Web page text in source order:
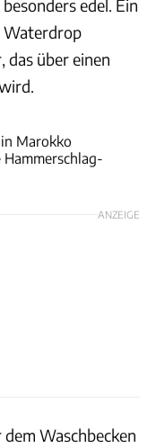
edel. Ein
Waterdrop
das über einen
Marokko
ANZEIGE
Waschbecken